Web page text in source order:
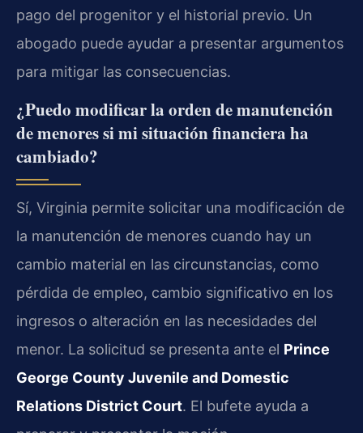
pago del progenitor y el historial previo. Un
abogado puede ayudar a presentar argumentos
para mitigar las consecuencias.
¿Puedo modificar la orden de manutención
de menores si mi situación financiera ha
cambiado?
Sí, Virginia permite solicitar una modificación de
la manutención de menores cuando hay un
cambio material en las circunstancias, como
pérdida de empleo, cambio significativo en los
ingresos o alteración en las necesidades del
menor. La solicitud se presenta ante el Prince
George County Juvenile and Domestic
Relations District Court. El bufete ayuda a